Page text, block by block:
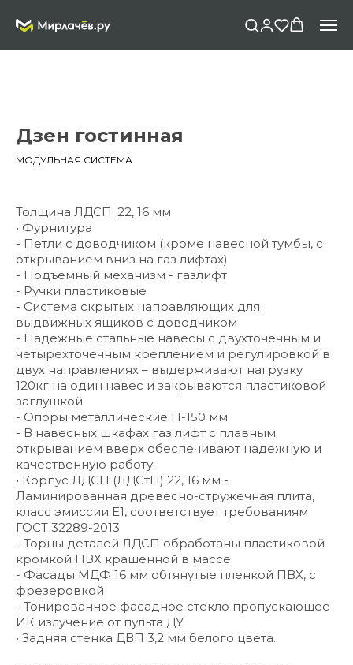
Дзен гостинная
МОДУЛЬНАЯ СИСТЕМА
Толщина ЛДСП: 22, 16 мм
• Фурнитура
- Петли с доводчиком (кроме навесной тумбы, с
открыванием вниз на газ лифтах)
- Подъемный механизм - газлифт
- Ручки пластиковые
- Система скрытых направляющих для
выдвижных ящиков с доводчиком
- Надежные стальные навесы с двухточечным и
четырехточечным креплением и регулировкой в
двух направлениях – выдерживают нагрузку
120кг на один навес и закрываются пластиковой
заглушкой
- Опоры металлические H-150 мм
- В навесных шкафах газ лифт с плавным
открыванием вверх обеспечивают надежную и
качественную работу.
• Корпус ЛДСП (ЛДСтП) 22, 16 мм -
Ламинированная древесно-стружечная плита,
класс эмиссии Е1, соответствует требованиям
ГОСТ 32289-2013
- Торцы деталей ЛДСП обработаны пластиковой
кромкой ПВХ крашенной в массе
- Фасады МДФ 16 мм обтянутые пленкой ПВХ, с
фрезеровкой
- Тонированное фасадное стекло пропускающее
ИК излучение от пульта ДУ
• Задняя стенка ДВП 3,2 мм белого цвета.